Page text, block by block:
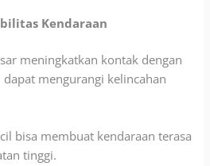
Kendaraan
meningkatkan kontak dengan
mengurangi kelincahan
bisa membuat kendaraan terasa
tinggi.